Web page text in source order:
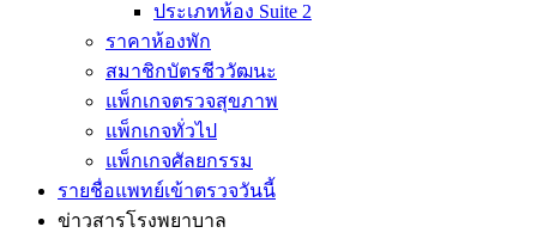
ประเภทห้อง Suite 2
ราคาห้องพัก
สมาชิกบัตรชีววัฒนะ
แพ็กเกจตรวจสุขภาพ
แพ็กเกจทั่วไป
แพ็กเกจศัลยกรรม
รายชื่อแพทย์เข้าตรวจวันนี้
ข่าวสารโรงพยาบาล